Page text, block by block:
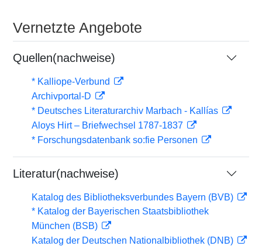
Vernetzte Angebote
Quellen(nachweise)
* Kalliope-Verbund
Archivportal-D
* Deutsches Literaturarchiv Marbach - Kallías
Aloys Hirt – Briefwechsel 1787-1837
* Forschungsdatenbank so:fie Personen
Literatur(nachweise)
Katalog des Bibliotheksverbundes Bayern (BVB)
* Katalog der Bayerischen Staatsbibliothek
München (BSB)
Katalog der Deutschen Nationalbibliothek (DNB)